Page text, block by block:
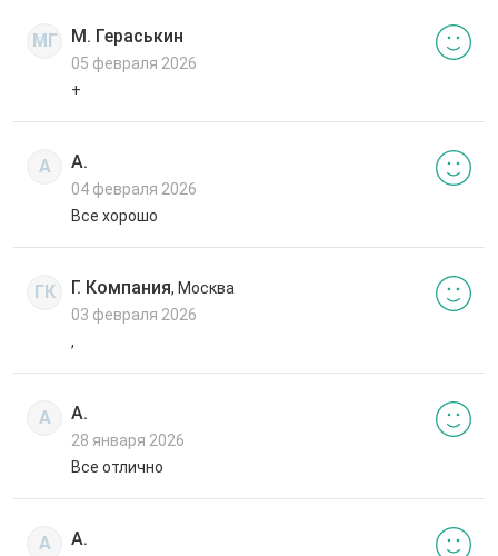
МГ М. Гераськин
05 февраля 2026
+
А А.
04 февраля 2026
Все хорошо
ГК Г. Компания, Москва
03 февраля 2026
,
А А.
28 января 2026
Все отлично
А А.